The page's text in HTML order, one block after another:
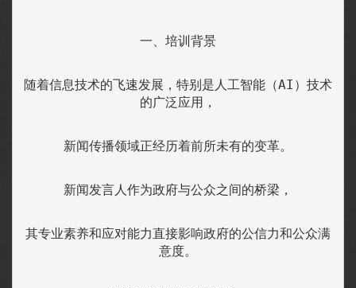
一、培训背景
随着信息技术的飞速发展，特别是人工智能（AI）技术
的广泛应用，
新闻传播领域正经历着前所未有的变革。
新闻发言人作为政府与公众之间的桥梁，
其专业素养和应对能力直接影响政府的公信力和公众满
意度。